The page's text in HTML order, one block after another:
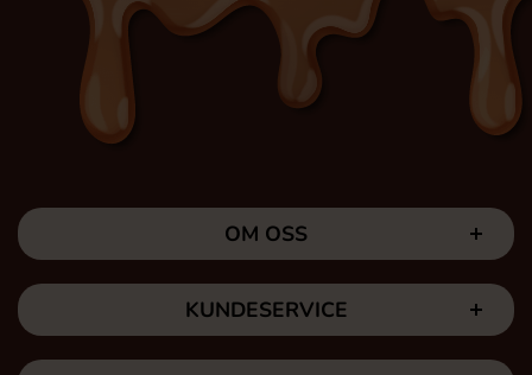
OM OSS
KUNDESERVICE